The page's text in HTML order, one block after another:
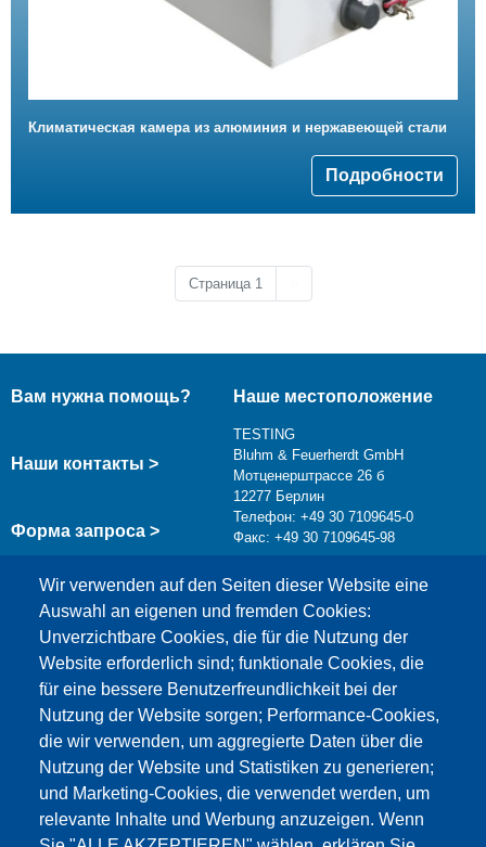
Климатическая камера из алюминия и нержавеющей стали
Подробности
Страница 1
Wir verwenden auf den Seiten dieser Website eine
Auswahl an eigenen und fremden Cookies:
Unverzichtbare Cookies, die für die Nutzung der
Website erforderlich sind; funktionale Cookies, die
für eine bessere Benutzerfreundlichkeit bei der
Nutzung der Website sorgen; Performance-Cookies,
die wir verwenden, um aggregierte Daten über die
Nutzung der Website und Statistiken zu generieren;
und Marketing-Cookies, die verwendet werden, um
relevante Inhalte und Werbung anzuzeigen. Wenn
Вам нужна помощь?
Наши контакты >
Форма запроса >
Наше местоположение
TESTING
Bluhm & Feuerherdt GmbH
Мотценерштрассе 26 б
12277 Берлин
Телефон: +49 30 7109645-0
Факс: +49 30 7109645-98
info@testing.de
Этот материал заблокирован, потому что
файлы cookie Google Maps не были приняты.
НЕОБХОДИМО ПРИНЯТЬ ТОЛЬКО